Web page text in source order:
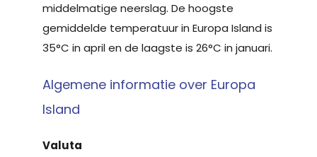
middelmatige neerslag. De hoogste
gemiddelde temperatuur in Europa Island is
35°C in april en de laagste is 26°C in januari.
Algemene informatie over Europa
Island
Valuta